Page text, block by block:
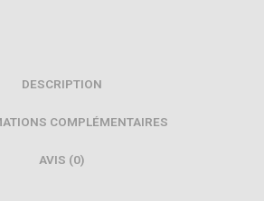
DESCRIPTION
COMPLÉMENTAIRES
AVIS (0)